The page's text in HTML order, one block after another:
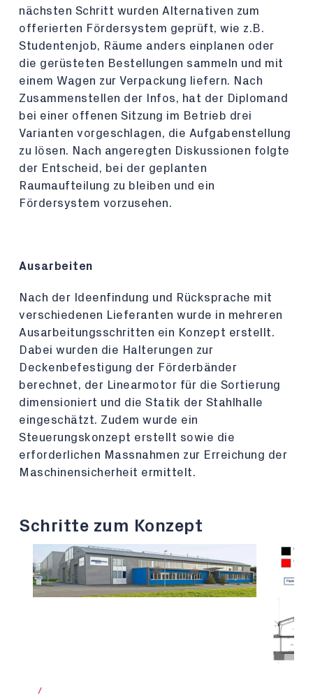
nächsten Schritt wurden Alternativen zum
offerierten Fördersystem geprüft, wie z.B.
Studentenjob, Räume anders einplanen oder
die gerüsteten Bestellungen sammeln und mit
einem Wagen zur Verpackung liefern. Nach
Zusammenstellen der Infos, hat der Diplomand
bei einer offenen Sitzung im Betrieb drei
Varianten vorgeschlagen, die Aufgabenstellung
zu lösen. Nach angeregten Diskussionen folgte
der Entscheid, bei der geplanten
Raumaufteilung zu bleiben und ein
Fördersystem vorzusehen.
Ausarbeiten
Nach der Ideenfindung und Rücksprache mit
verschiedenen Lieferanten wurde in mehreren
Ausarbeitungsschritten ein Konzept erstellt.
Dabei wurden die Halterungen zur
Deckenbefestigung der Förderbänder
berechnet, der Linearmotor für die Sortierung
dimensioniert und die Statik der Stahlhalle
eingeschätzt. Zudem wurde ein
Steuerungskonzept erstellt sowie die
erforderlichen Massnahmen zur Erreichung der
Maschinensicherheit ermittelt.
Schritte zum Konzept
/